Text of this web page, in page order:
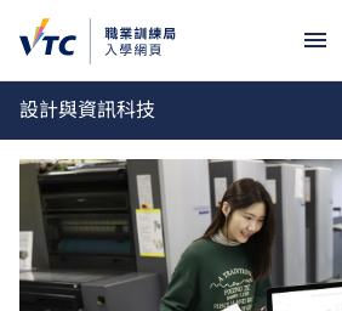
設計與資訊科技